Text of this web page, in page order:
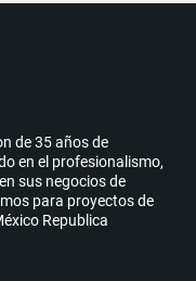
de 35 años de
en el profesionalismo,
sus negocios de
para proyectos de
Republica